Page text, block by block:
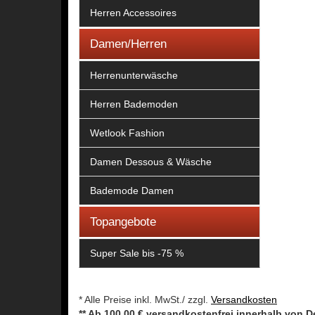
Herren Accessoires
Damen/Herren
Herrenunterwäsche
Herren Bademoden
Wetlook Fashion
Damen Dessous & Wäsche
Bademode Damen
Topangebote
Super Sale bis -75 %
* Alle Preise inkl. MwSt./ zzgl. Versandkosten